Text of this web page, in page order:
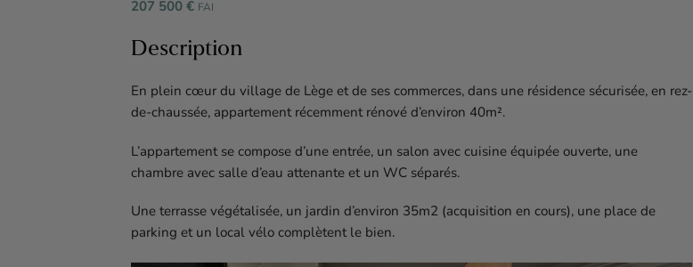
207 500 € FAI
Description
En plein cœur du village de Lège et de ses commerces, dans une résidence sécurisée, en rez-
de-chaussée, appartement récemment rénové d’environ 40m².
L’appartement se compose d’une entrée, un salon avec cuisine équipée ouverte, une
chambre avec salle d’eau attenante et un WC séparés.
Une terrasse végétalisée, un jardin d’environ 35m2 (acquisition en cours), une place de
parking et un local vélo complètent le bien.